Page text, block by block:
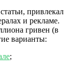
привлекал
и рекламе.
гривен (в
варианты:
;